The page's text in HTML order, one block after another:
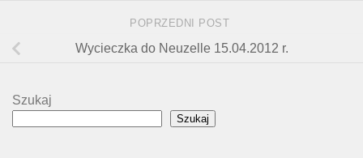
POPRZEDNI POST
Wycieczka do Neuzelle 15.04.2012 r.
Szukaj
Szukaj